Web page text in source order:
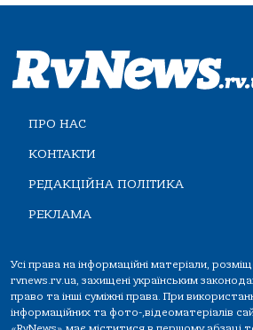
ПРО НАС
КОНТАКТИ
РЕДАКЦІЙНА ПОЛІТИКА
РЕКЛАМА
Усі права на інформаційні матеріали,
rvnews.rv.ua, захищені українським
право та інші суміжні права. При
інформаційних та фото-,відеоматеріалів